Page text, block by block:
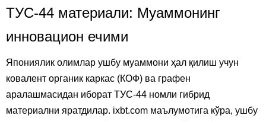
ТУС-44 материали: Муаммонинг
инновацион ечими
Япониялик олимлар ушбу муаммони ҳал қилиш учун
ковалент органик каркас (КОФ) ва графен
аралашмасидан иборат ТУС-44 номли гибрид
материални яратдилар. ixbt.com маълумотига кўра, ушбу